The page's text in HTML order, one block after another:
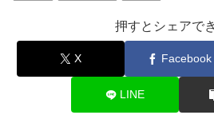
押すとシェアで
X Facebook
LINE